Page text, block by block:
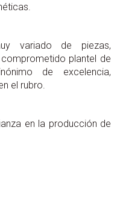
variado de piezas,
plantel de
de excelencia,
el rubro.
en la producción de